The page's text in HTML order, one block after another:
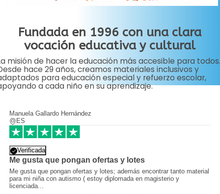
Fundada en 1996 con una clara
vocación educativa y cultural
misión de hacer la educación más accesible para
hace 29 años, creamos materiales inclusivos y
para educación especial y refuerzo escolar,
a cada niño en su aprendizaje.
Manuela Gallardo Hernández
ES
Verificada
Me gusta que pongan ofertas y lotes
Me gusta que pongan ofertas y lotes; además encontrar tanto material
para mi niña con autismo ( estoy diplomada en magisterio y
licenciada...